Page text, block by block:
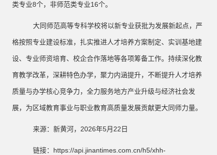
类专业8个，非师范类专业16个。
大同师范高等专科学校将以新专业获批为发展新起点，严
格按照专业建设标准，扎实推进人才培养方案制定、实训基地建
设、专业师资培育、校企合作落地等各项筹备工作。持续深化教
育教学改革，深耕特色办学，聚力内涵提升，不断提升人才培养
质量与办学核心竞争力，全力服务地方产业升级与经济社会发
展，为区域教育事业与职业教育高质量发展贡献更大同师力量。
来源：新黄河， 2026年5月22 日
链接： https://api.jinantimes.com.cn/h5/xhh-